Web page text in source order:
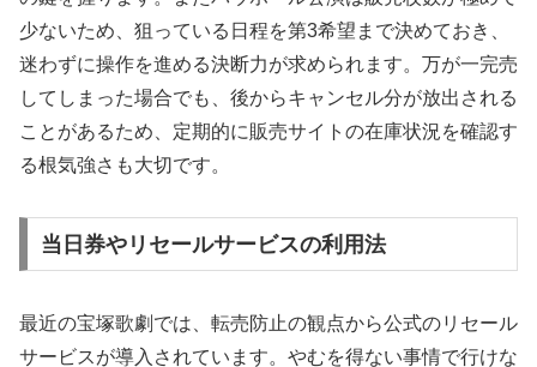
少ないため、狙っている日程を第3希望まで決めておき、
迷わずに操作を進める決断力が求められます。万が一完売
してしまった場合でも、後からキャンセル分が放出される
ことがあるため、定期的に販売サイトの在庫状況を確認す
る根気強さも大切です。
当日券やリセールサービスの利用法
最近の宝塚歌劇では、転売防止の観点から公式のリセール
サービスが導入されています。やむを得ない事情で行けな